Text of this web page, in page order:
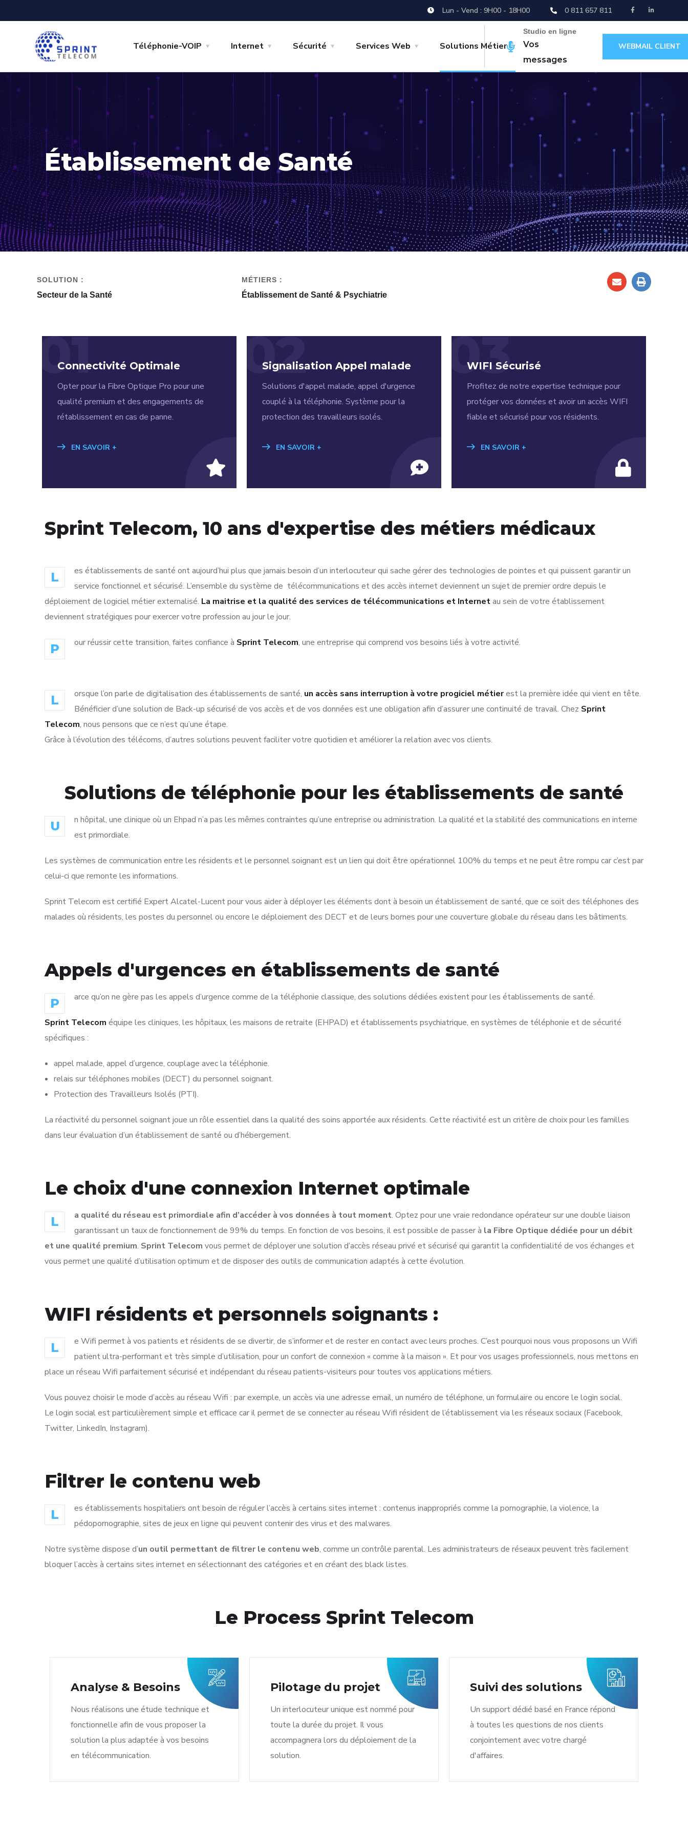
Lun - Vend : 9H00 - 18H00 0 811 657 811
Téléphonie-VOIP Internet Sécurité Services Web Solutions Métier
Studio en ligne
Vos
messages
WEBMAIL CLIENT
Établissement de Santé
SOLUTION :
Secteur de la Santé
MÉTIERS :
Établissement de Santé & Psychiatrie
01
Connectivité Optimale
Opter pour la Fibre Optique Pro pour une
qualité premium et des engagements de
rétablissement en cas de panne.
EN SAVOIR +
02
Signalisation Appel malade
Solutions d'appel malade, appel d'urgence
couplé à la téléphonie. Système pour la
protection des travailleurs isolés.
EN SAVOIR +
03
WIFI Sécurisé
Profitez de notre expertise technique pour
protéger vos données et avoir un accès WIFI
fiable et sécurisé pour vos résidents.
EN SAVOIR +
Sprint Telecom, 10 ans d'expertise des métiers médicaux
L
es établissements de santé ont aujourd’hui plus que jamais besoin d’un interlocuteur qui sache gérer des technologies de pointes et qui puissent garantir un
service fonctionnel et sécurisé. L’ensemble du système de télécommunications et des accès internet deviennent un sujet de premier ordre depuis le
déploiement de logiciel métier externalisé. La maitrise et la qualité des services de télécommunications et Internetau sein de votre établissement
deviennent stratégiques pour exercer votre profession au jour le jour.
P our réussir cette transition, faites confiance à Sprint Telecom, une entreprise qui comprend vos besoins liés à votre activité.
L orsque l’on parle de digitalisation des établissements de santé, un accès sans interruption à votre progiciel métierest la première idée qui vient en tête.
Bénéficier d’une solution de Back-up sécurisé de vos accès et de vos données est une obligation afin d’assurer une continuité de travail. Chez Sprint
Telecom, nous pensons que ce n’est qu’une étape.
Grâce à l’évolution des télécoms, d’autres solutions peuvent faciliter votre quotidien et améliorer la relation avec vos clients.
Solutions de téléphonie pour les établissements de santé
U
n hôpital, une clinique où un Ehpad n’a pas les mêmes contraintes qu’une entreprise ou administration. La qualité et la stabilité des communications en interne
est primordiale.
Les systèmes de communication entre les résidents et le personnel soignant est un lien qui doit être opérationnel 100% du temps et ne peut être rompu car c’est par
celui-ci que remonte les informations.
Sprint Telecom est certifié Expert Alcatel-Lucent pour vous aider à déployer les éléments dont à besoin un établissement de santé, que ce soit des téléphones des
malades où résidents, les postes du personnel ou encore le déploiement des DECT et de leurs bornes pour une couverture globale du réseau dans les bâtiments.
Appels d'urgences en établissements de santé
P arce qu’on ne gère pas les appels d’urgence comme de la téléphonie classique, des solutions dédiées existent pour les établissements de santé.
Sprint Telecom équipe les cliniques, les hôpitaux, les maisons de retraite (EHPAD) et établissements psychiatrique, en systèmes de téléphonie et de sécurité
spécifiques :
appel malade, appel d’urgence, couplage avec la téléphonie.
relais sur téléphones mobiles (DECT) du personnel soignant.
Protection des Travailleurs Isolés (PTI).
La réactivité du personnel soignant joue un rôle essentiel dans la qualité des soins apportée aux résidents. Cette réactivité est un critère de choix pour les familles
dans leur évaluation d’un établissement de santé ou d’hébergement.
Le choix d'une connexion Internet optimale
L a qualité du réseau est primordiale afin d’accéder à vos données à tout moment. Optez pour une vraie redondance opérateur sur une double liaison
garantissant un taux de fonctionnement de 99% du temps. En fonction de vos besoins, il est possible de passer à la Fibre Optique dédiée pour un débit
et une qualité premium. Sprint Telecom vous permet de déployer une solution d’accès réseau privé et sécurisé qui garantit la confidentialité de vos échanges et
vous permet une qualité d’utilisation optimum et de disposer des outils de communication adaptés à cette évolution.
WIFI résidents et personnels soignants :
L
e Wifi permet à vos patients et résidents de se divertir, de s’informer et de rester en contact avec leurs proches. C’est pourquoi nous vous proposons un Wifi
patient ultra-performant et très simple d’utilisation, pour un confort de connexion « comme à la maison ». Et pour vos usages professionnels, nous mettons en
place un réseau Wifi parfaitement sécurisé et indépendant du réseau patients-visiteurs pour toutes vos applications métiers.
Vous pouvez choisir le mode d’accès au réseau Wifi : par exemple, un accès via une adresse email, un numéro de téléphone, un formulaire ou encore le login social.
Le login social est particulièrement simple et efficace car il permet de se connecter au réseau Wifi résident de l’établissement via les réseaux sociaux (Facebook,
Twitter, LinkedIn, Instagram).
Filtrer le contenu web
L
es établissements hospitaliers ont besoin de réguler l’accès à certains sites internet : contenus inappropriés comme la pornographie, la violence, la
pédopornographie, sites de jeux en ligne qui peuvent contenir des virus et des malwares.
Notre système​ dispose d’un outil permettant de filtrer le contenu web, comme un contrôle parental. Les administrateurs de réseaux peuvent très facilement
bloquer l’accès à certains sites internet en sélectionnant des catégories et en créant des black listes.
Le Process Sprint Telecom
Analyse & Besoins
Nous réalisons une étude technique et
fonctionnelle afin de vous proposer la
solution la plus adaptée à vos besoins
en télécommunication.
Pilotage du projet
Un interlocuteur unique est nommé pour
toute la durée du projet. Il vous
accompagnera lors du déploiement de la
solution.
Suivi des solutions
Un support dédié basé en France répond
à toutes les questions de nos clients
conjointement avec votre chargé
d'affaires.